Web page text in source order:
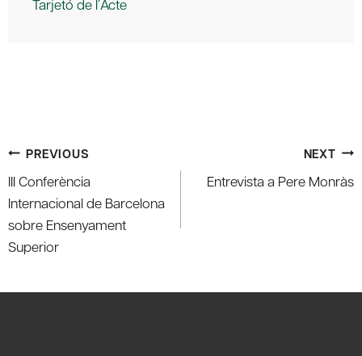
Tarjetó de l´Acte
Post
navigation
PREVIOUS
III Conferència
Internacional de Barcelona
sobre Ensenyament
Superior
NEXT
Entrevista a Pere Monràs